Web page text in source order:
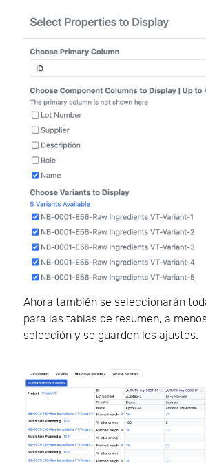
Ahora también se seleccionarán
para las tablas de resumen, a
selección y se guarden los ajustes.